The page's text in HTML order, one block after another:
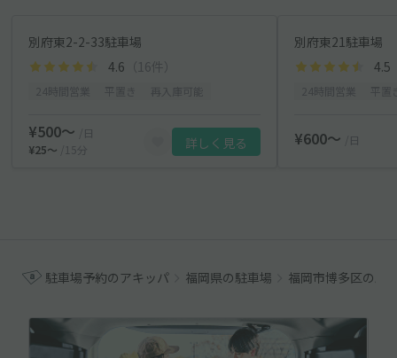
別府東2-2-33駐車場
4.6 （16件）
¥500〜
/日
¥25〜
/15分 詳しく見る
別府東21駐車場
4.5
¥600〜 /日
駐車場予約のアキッパ 福岡県の駐車場 福岡市博多区の駐